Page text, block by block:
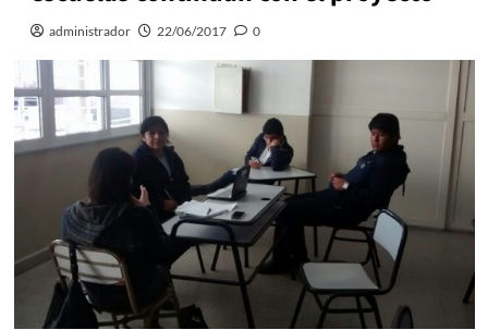
administrador 22/06/2017 0